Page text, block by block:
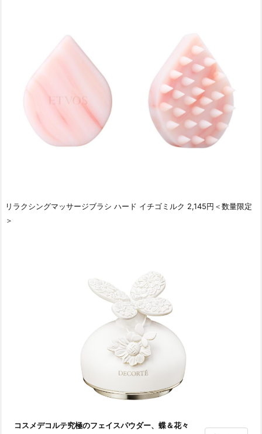
リラクシングマッサージブラシ ハード イチゴミルク 2,145円＜数量限定
＞
コスメデコルテ究極のフェイスパウダー、蝶＆花々